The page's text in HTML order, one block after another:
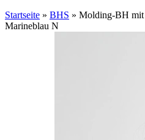
Startseite » BHS » Molding-BH mit
Marineblau N